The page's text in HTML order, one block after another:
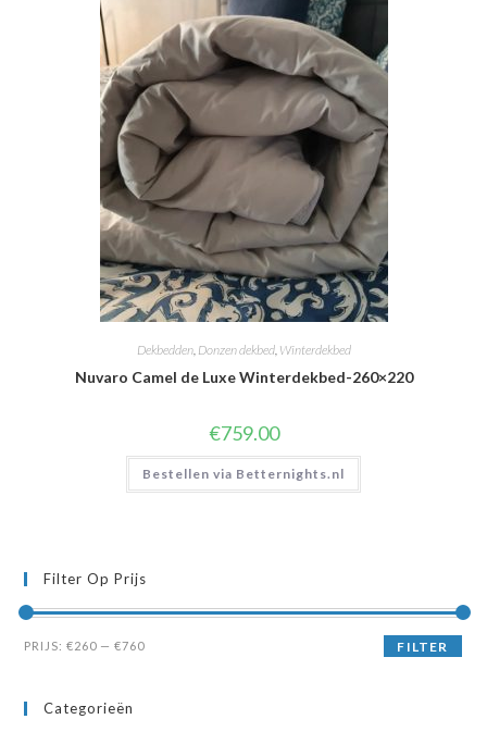
Dekbedden, Donzen dekbed, Winterdekbed
Nuvaro Camel de Luxe Winterdekbed-260×220
€759.00
Bestellen via Betternights.nl
Filter Op Prijs
Min.
Max.
FILTER
PRIJS:€260 —€760
Categorieën